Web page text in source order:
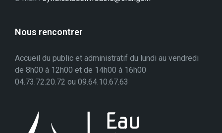
Nous rencontrer
Accueil du public et administratif du lundi au vendredi
de 8h00 à 12h00 et de 14h00 à 16h00
04.73.72.20.72 ou 09.64.10.67.63